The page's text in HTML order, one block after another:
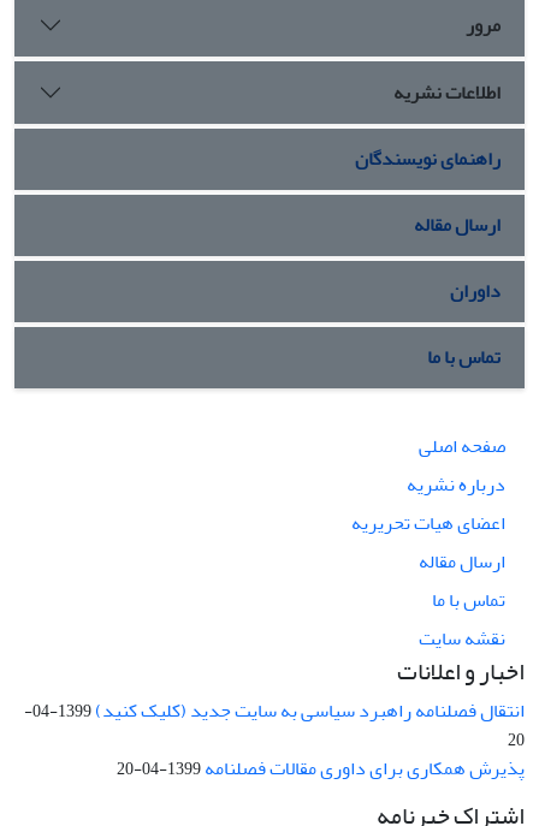
مرور
اطلاعات نشریه
راهنمای نویسندگان
ارسال مقاله
داوران
تماس با ما
صفحه اصلی
درباره نشریه
اعضای هیات تحریریه
ارسال مقاله
تماس با ما
نقشه سایت
اخبار و اعلانات
انتقال فصلنامه راهبرد سیاسی به سایت جدید (کلیک کنید)
1399-04-
20
پذیرش همکاری برای داوری مقالات فصلنامه1399-04-20
اشتراک خبرنامه